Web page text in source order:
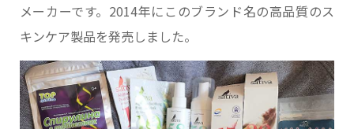
メーカーです。2014年にこのブランド名の高品質のス
キンケア製品を発売しました。